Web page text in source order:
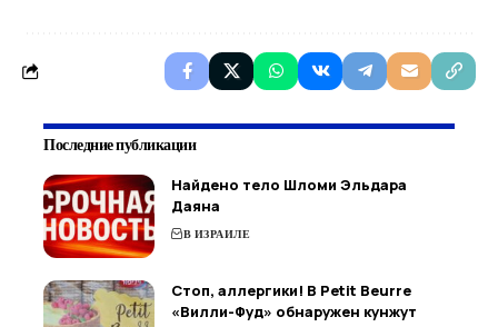
Последние публикации
Найдено тело Шломи Эльдара
Даяна
В ИЗРАИЛЕ
Стоп, аллергики! В Petit Beurre
«Вилли-Фуд» обнаружен кунжут